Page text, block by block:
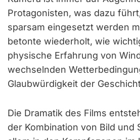
Protagonisten, was dazu
sparsam eingesetzt werden
betonte wiederholt, wie
physische Erfahrung von
wechselnden
Glaubwürdigkeit der
Die Dramatik des Films
der Kombination von Bild und